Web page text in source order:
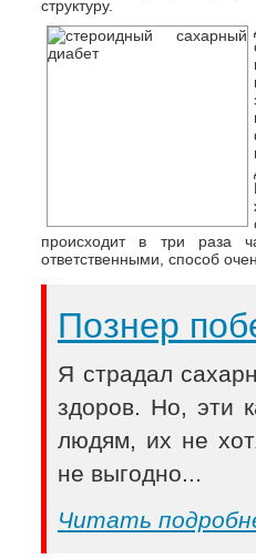
структуру.
происходит в три раза
ответственными, способ
Познер
Я страдал
здоров. Но, эти
людям, их не
не выгодно...
Читать